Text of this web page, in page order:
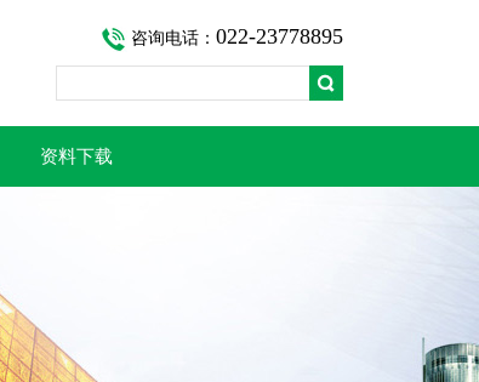
咨询电话： 022-23778895
资料下载